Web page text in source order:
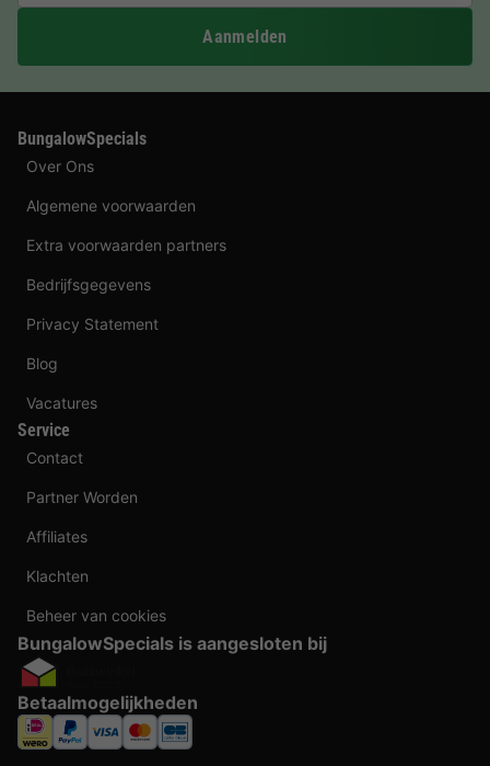
Aanmelden
BungalowSpecials
Over Ons
Algemene voorwaarden
Extra voorwaarden partners
Bedrijfsgegevens
Privacy Statement
Blog
Vacatures
Service
Contact
Partner Worden
Affiliates
Klachten
Beheer van cookies
BungalowSpecials is aangesloten bij
Betaalmogelijkheden